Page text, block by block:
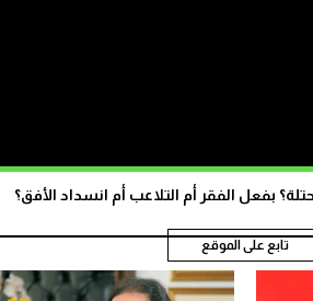
بفعل الفقر أم التلاعب أم انسداد الأفق؟
تابع على الموقع